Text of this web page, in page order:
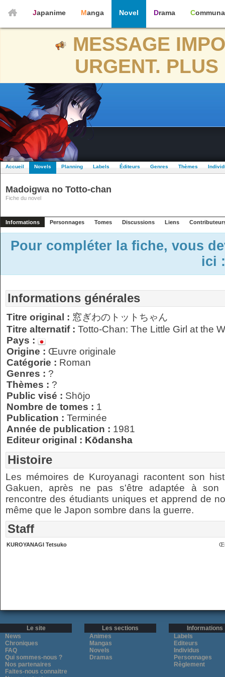
Japanime Manga Novel Drama
MESSAGE
URGENT.
Accueil Novels Planning Labels Éditeurs Genres Thèmes
Madoigwa no Totto-chan
Fiche du novel
Informations Personnages Tomes Discussions Liens
Pour compléter la fiche, vous
ici
Informations générales
Titre original : 窓ぎわのトットちゃん
Titre alternatif : Totto-Chan: The Little Girl at the
Pays :
Origine : Œuvre originale
Catégorie : Roman
Genres : ?
Thèmes : ?
Public visé : Shōjo
Nombre de tomes : 1
Publication : Terminée
Année de publication : 1981
Editeur original : Kōdansha
Histoire
Les mémoires de Kuroyanagi racontent son
Gakuen, après ne pas s'être adaptée à son
rencontre des étudiants uniques et apprend de
même que le Japon sombre dans la guerre.
Staff
KUROYANAGI Tetsuko
Le site
News
Chroniques
FAQ
Qui sommes-nous ?
Nos partenaires
Faites-nous connaitre
Les sections
Animes
Mangas
Novels
Dramas
Informations
Labels
Editeurs
Individus
Personnages
Règlement